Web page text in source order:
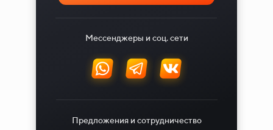
Мессенджеры и соц. сети
Предложения и сотрудничество